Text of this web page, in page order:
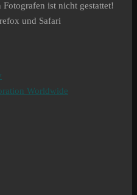
ist nicht gestattet!
und Safari
Worldwide